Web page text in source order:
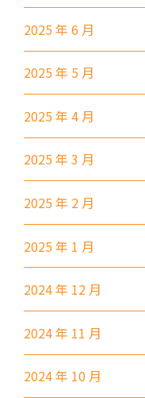
巴士
2E,
小巴
前往方法
土瓜灣分校
巴士
11K,
101,
小巴
2025 年 6 月
2025 年 5 月
2025 年 4 月
2025 年 3 月
2025 年 2 月
2025 年 1 月
2024 年 12 月
2024 年 11 月
2024 年 10 月